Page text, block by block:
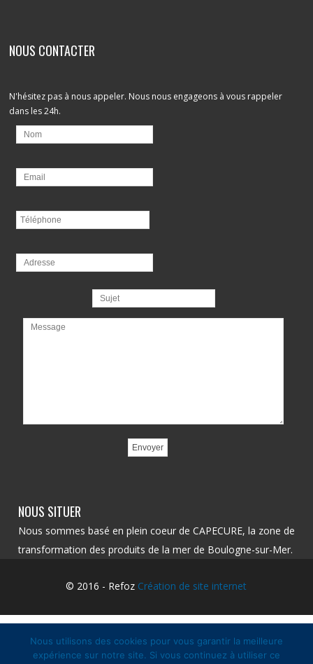
NOUS CONTACTER
N'hésitez pas à nous appeler. Nous nous engageons à vous rappeler
dans les 24h.
NOUS SITUER
Nous sommes basé en plein coeur de CAPECURE, la zone de
transformation des produits de la mer de Boulogne-sur-Mer.
© 2016 - Refoz Création de site internet
Nous utilisons des cookies pour vous garantir la meilleure
expérience sur notre site. Si vous continuez à utiliser ce